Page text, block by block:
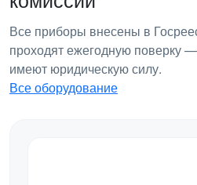
Все приборы внесены в
проходят ежегодную поверку
имеют юридическую силу.
Все оборудование